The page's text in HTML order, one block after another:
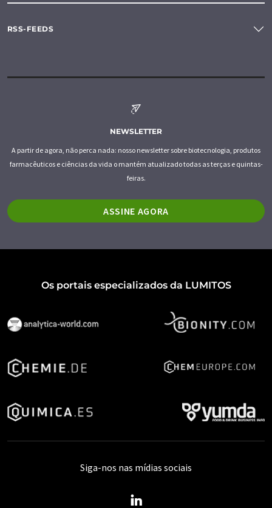
RSS-FEEDS
NEWSLETTER
A partir de agora, não perca nada: nosso newsletter sobre biotecnologia, produtos
farmacêuticos e ciências da vida o mantém atualizado todas as terças e quintas-
feiras.
ASSINE AGORA
Os portais especializados da LUMITOS
Siga-nos nas mídias sociais